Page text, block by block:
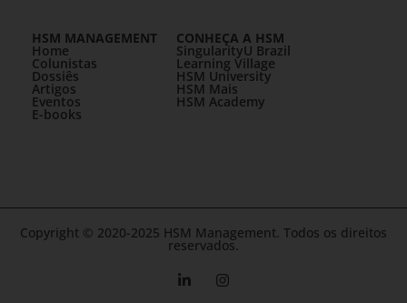
HSM MANAGEMENT
Home
Colunistas
Dossiês
Artigos
Eventos
E-books
CONHEÇA A HSM
SingularityU Brazil
Learning Village
HSM University
HSM Mais
HSM Academy
Copyright © 2020-2025 HSM Management. Todos os direitos
reservados.